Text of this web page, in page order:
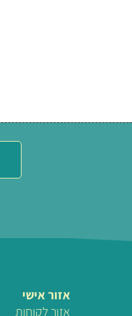
אזור אישי
אזור לקוחות